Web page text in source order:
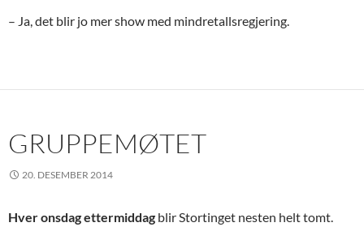
– Ja, det blir jo mer show med mindretallsregjering.
GRUPPEMØTET
20. DESEMBER 2014
Hver onsdag ettermiddag blir Stortinget nesten helt tomt.